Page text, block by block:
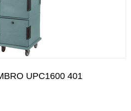
UPC1600 401